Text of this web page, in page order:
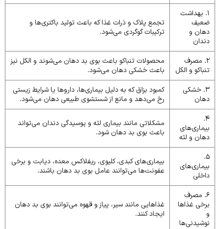
1. بهداشت
ضعیف
دهان و
دندان
تجمع پلاک و ذرات غذا که باعث تولید باکتری‌ها و
ترکیبات گوگردی می‌شود.
2. مصرف
تنباکو و الکل
محصولات تنباکو باعث بوی بد دهان می‌شوند و الکل نیز
باعث خشکی دهان می‌شود.
3. خشکی
دهان
کمبود بزاق که به دلیل بیماری‌ها، داروها یا شرایط زیستی
رخ می‌دهد و مانع از شستشوی طبیعی دهان می‌شود.
4.
بیماری‌های
دهان و لثه
مشکلاتی مانند بیماری لثه و پوسیدگی دندان می‌تواند
باعث بوی بد دهان شود.
5.
بیماری‌های
داخلی
بیماری‌های کبدی، کلیوی، ریفلاکس معده، دیابت و برخی
عفونت‌ها می‌توانند عامل بوی بد دهان باشند.
6. مصرف
برخی غذاها
و
نوشیدنی‌ها
غذاهایی مانند سیر، پیاز و قهوه می‌توانند بوی بد دهان
ایجاد کنند.